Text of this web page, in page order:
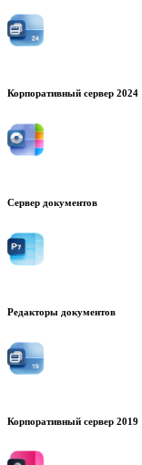
Корпоративный сервер 2024
Сервер документов
Редакторы документов
Корпоративный сервер 2019